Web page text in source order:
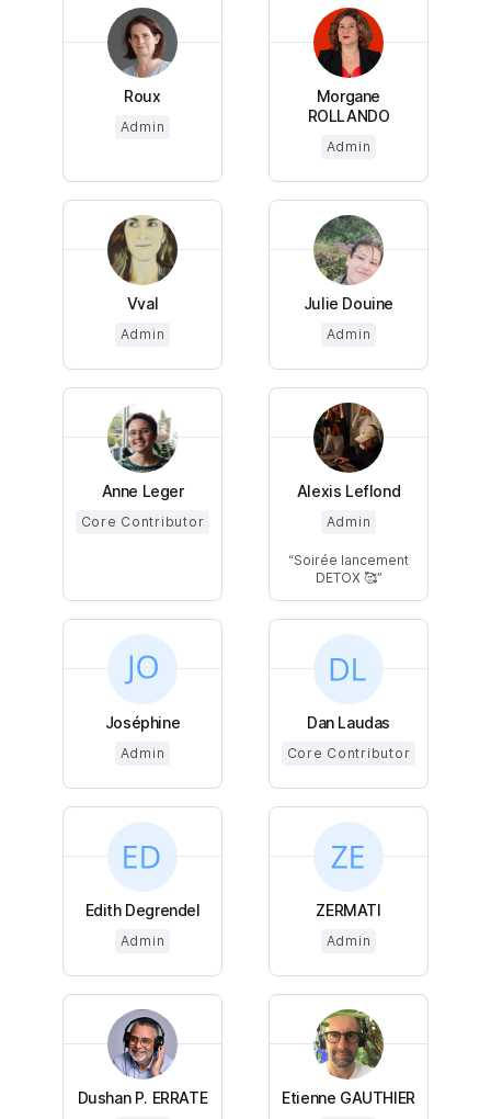
Roux
Admin
Morgane
ROLLANDO
Admin
Vval
Admin
Julie Douine
Admin
Anne Leger
Core Contributor
Alexis Leflond
Admin
Soirée lancement
DETOX 🥰
Joséphine
Admin
Dan Laudas
Core Contributor
Edith Degrendel
Admin
ZERMATI
Admin
Dushan P. ERRATE Etienne GAUTHIER